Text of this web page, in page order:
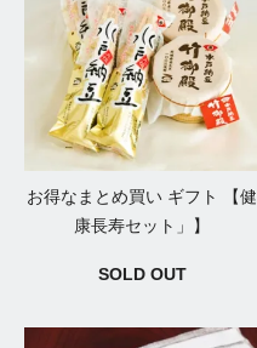
お得なまとめ買い ギフト 【健
康長寿セット」】
SOLD OUT